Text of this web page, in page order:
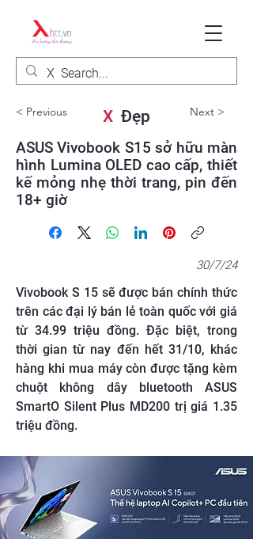
< Previous X Đẹp Next >
ASUS Vivobook S15 sở hữu màn
hình Lumina OLED cao cấp, thiết
kế mỏng nhẹ thời trang, pin đến
18+ giờ
30/7/24
Vivobook S 15 sẽ được bán chính thức
trên các đại lý bán lẻ toàn quốc với giá
từ 34.99 triệu đồng. Đặc biệt, trong
thời gian từ nay đến hết 31/10, khác
hàng khi mua máy còn được tặng kèm
chuột không dây bluetooth ASUS
SmartO Silent Plus MD200 trị giá 1.35
triệu đồng.